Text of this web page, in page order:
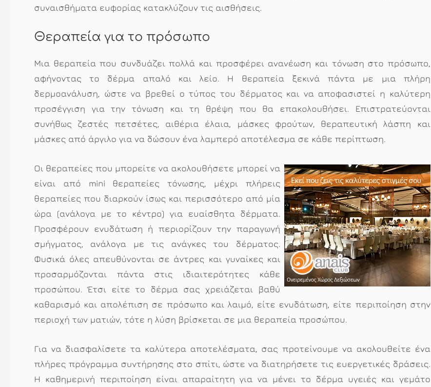
συναισθήματα ευφορίας κατακλύζουν τις αισθήσεις.
Θεραπεία για το πρόσωπο
Μια θεραπεία που συνδυάζει πολλά και προσφέρει ανανέωση και τόνωση στο πρόσωπο,
αφήνοντας το δέρμα απαλό και λείο. Η θεραπεία ξεκινά πάντα με μια πλήρη
δερμοανάλυση, ώστε να βρεθεί ο τύπος του δέρματος και να αποφασιστεί η καλύτερη
προσέγγιση για την τόνωση και τη θρέψη που θα επακολουθήσει. Επιστρατεύονται
συνήθως ζεστές πετσέτες, αιθέρια έλαια, μάσκες φρούτων, θεραπευτική λάσπη και
μάσκες από άργιλο για να δώσουν ένα λαμπερό αποτέλεσμα σε κάθε περίπτωση.
Οι θεραπείες που μπορείτε να ακολουθήσετε μπορεί να
είναι από mini θεραπείες τόνωσης, μέχρι πλήρεις
θεραπείες που διαρκούν ίσως και περισσότερο από μία
ώρα (ανάλογα με το κέντρο) για ευαίσθητα δέρματα.
Προσφέρουν ενυδάτωση ή περιορίζουν την παραγωγή
σμήγματος, ανάλογα με τις ανάγκες του δέρματος.
Φυσικά όλες απευθύνονται σε άντρες και γυναίκες και
προσαρμόζονται πάντα στις ιδιαιτερότητες κάθε
προσώπου. Έτσι είτε το δέρμα σας χρειάζεται βαθύ
καθαρισμό και απολέπιση σε πρόσωπο και λαιμό, είτε ενυδάτωση, είτε περιποίηση στην
περιοχή των ματιών, τότε η λύση βρίσκεται σε μια θεραπεία προσώπου.
Για να διασφαλίσετε τα καλύτερα αποτελέσματα, σας προτείνουμε να ακολουθείτε ένα
πλήρες πρόγραμμα συντήρησης στο σπίτι, ώστε να διατηρήσετε τις ευεργετικές δράσεις.
Η καθημερινή περιποίηση είναι απαραίτητη για να μένει το δέρμα υγειές και γεμάτο